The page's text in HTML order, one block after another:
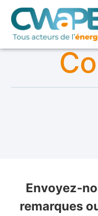
Envoyez-
remarques
Panneau de gestion des